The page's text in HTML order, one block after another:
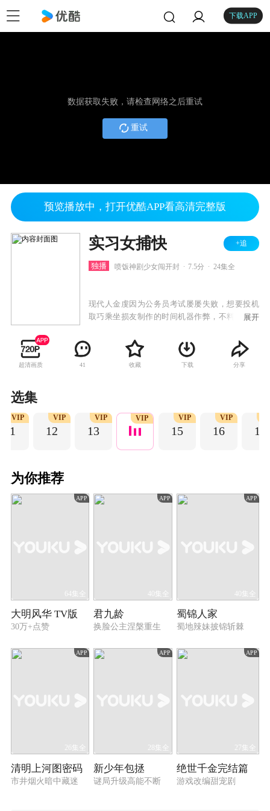
下载APP
数据获取失败，请检查网络之后重试
重试
预览播放中，打开优酷APP看高清完整版
实习女捕快 +追
独播 喷饭神剧少女闯开封 7.5分 24集全
现代人金虔因为公务员考试屡屡失败，想要投机
取巧乘坐损友制作的时间机器作弊，不料因为技
阳错女扮男装入职开封府，在历史上赫赫有名的
包青天领导下，与御猫展昭、公孙策、王朝马汉
张龙赵虎等人成为了同事，开始了轰轰烈烈的北
天下第一神偷一枝梅、颜查散等众多历史名人，
更发现了终极BOSS襄阳王的惊天阴谋。只是，金
展开
超清画质 41 收藏 下载 分享
选集
11
VIP
12
VIP
13
VIP VIP
15
VIP
16
VIP
17
为你推荐
APP
64集全
大明风华 TV版
30万+点赞
APP
40集全
君九龄
换脸公主涅槃重生
APP
40集全
蜀锦人家
蜀地辣妹披锦斩棘
APP
26集全
清明上河图密码
市井烟火暗中藏迷
APP
28集全
新少年包拯
谜局升级高能不断
APP
27集全
绝世千金完结篇
游戏改编甜宠剧